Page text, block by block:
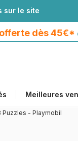
sur le site
offerte dès 45€*
Meilleures
Relay
Puzzles - Playmobil